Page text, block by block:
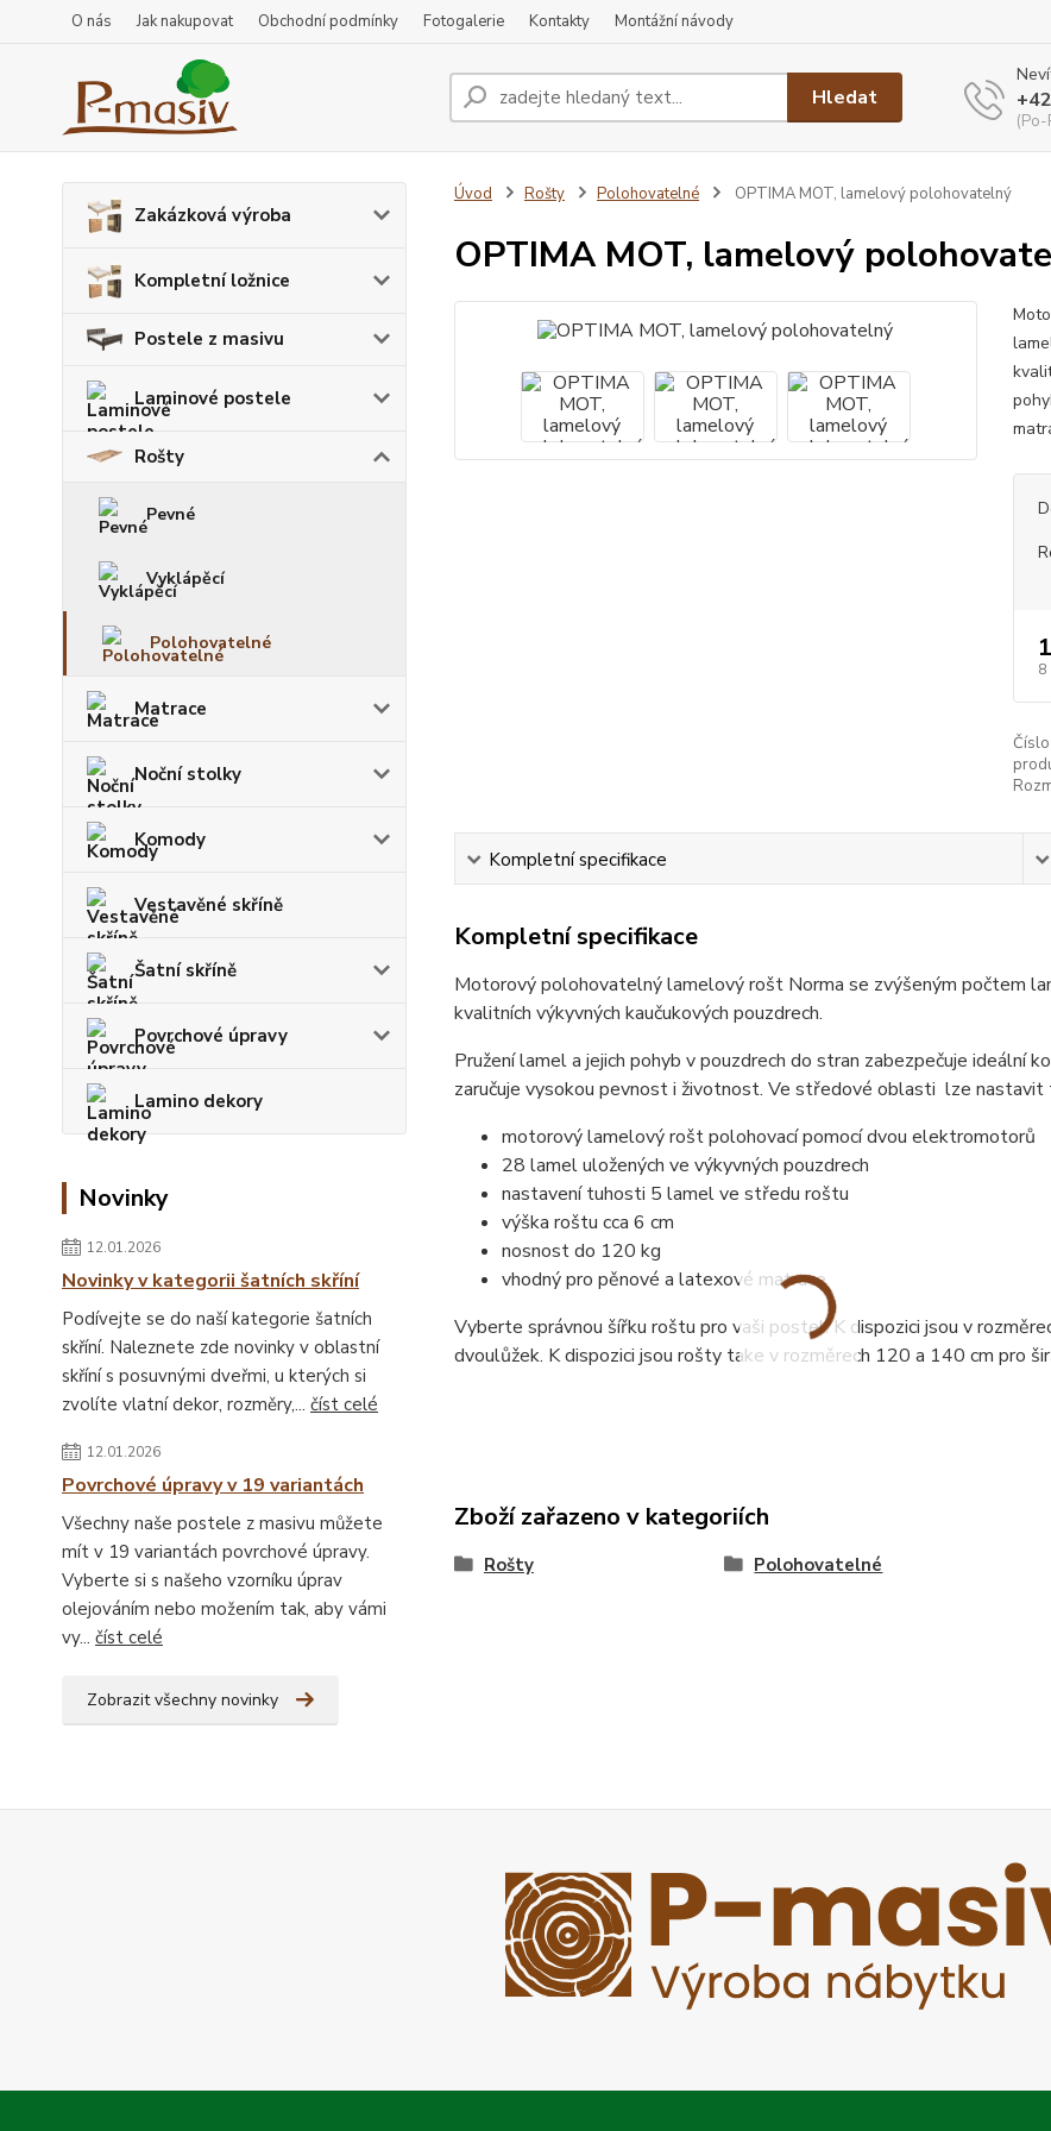
O nás Jak nakupovat Obchodní podmínky Fotogalerie Kontakty Montážní návody
Hledat
Zakázková výroba
Kompletní ložnice
Postele z masivu
Laminové postele
Rošty
Pevné
Vyklápěcí
Polohovatelné
Matrace
Noční stolky
Komody
Vestavěné skříně
Šatní skříně
Povrchové úpravy
Lamino dekory
Novinky
12.01.2026
Novinky v kategorii šatních skříní
Podívejte se do naší kategorie šatních
skříní. Naleznete zde novinky v oblastní
skříní s posuvnými dveřmi, u kterých si
zvolíte vlatní dekor, rozměry,... číst celé
12.01.2026
Povrchové úpravy v 19 variantách
Všechny naše postele z masivu můžete
mít v 19 variantách povrchové úpravy.
Vyberte si s našeho vzorníku úprav
olejováním nebo možením tak, aby vámi
vy... číst celé
Zobrazit všechny novinky
Úvod Rošty Polohovatelné OPTIMA MOT, lamelový polohovatelný
OPTIMA MOT, lamelový
8
Číslo
Kompletní specifikace
Kompletní specifikace
Motorový polohovatelný lamelový rošt Norma se zvýšeným počtem
kvalitních výkyvných kaučukových pouzdrech.
Pružení lamel a jejich pohyb v pouzdrech do stran zabezpečuje ideální
zaručuje vysokou pevnost i životnost. Ve středové oblasti lze
motorový lamelový rošt polohovací pomocí dvou elektromotorů
28 lamel uložených ve výkyvných pouzdrech
nastavení tuhosti 5 lamel ve středu roštu
výška roštu cca 6 cm
nosnost do 120 kg
vhodný pro pěnové a latexové matrace
Vyberte správnou šířku roštu pro vaši postel. K dispozici jsou v
dvoulůžek. K dispozici jsou rošty take v rozměrech 120 a 140 cm pro
Zboží zařazeno v kategoriích
Rošty Polohovatelné